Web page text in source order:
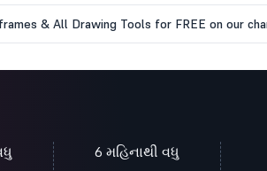
& All Drawing Tools for FREE on our
6 મહિનાથી વધુ